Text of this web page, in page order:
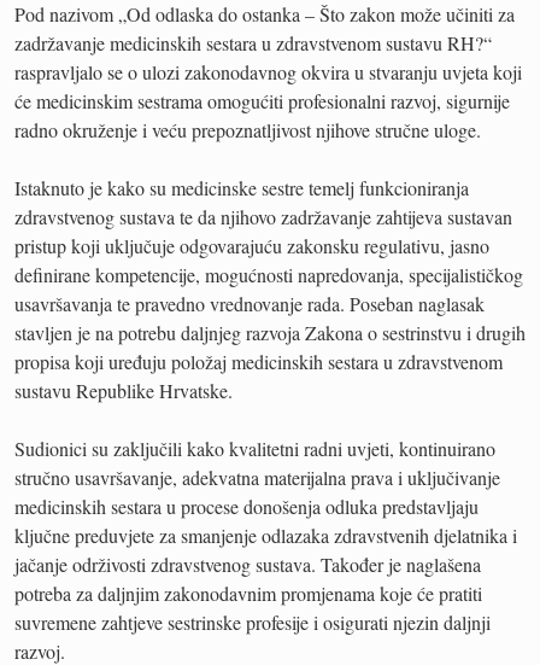
Pod nazivom „Od odlaska do ostanka – Što zakon može učiniti za
zadržavanje medicinskih sestara u zdravstvenom sustavu RH?“
raspravljalo se o ulozi zakonodavnog okvira u stvaranju uvjeta koji
će medicinskim sestrama omogućiti profesionalni razvoj, sigurnije
radno okruženje i veću prepoznatljivost njihove stručne uloge.
Istaknuto je kako su medicinske sestre temelj funkcioniranja
zdravstvenog sustava te da njihovo zadržavanje zahtijeva sustavan
pristup koji uključuje odgovarajuću zakonsku regulativu, jasno
definirane kompetencije, mogućnosti napredovanja, specijalističkog
usavršavanja te pravedno vrednovanje rada. Poseban naglasak
stavljen je na potrebu daljnjeg razvoja Zakona o sestrinstvu i drugih
propisa koji uređuju položaj medicinskih sestara u zdravstvenom
sustavu Republike Hrvatske.
Sudionici su zaključili kako kvalitetni radni uvjeti, kontinuirano
stručno usavršavanje, adekvatna materijalna prava i uključivanje
medicinskih sestara u procese donošenja odluka predstavljaju
ključne preduvjete za smanjenje odlazaka zdravstvenih djelatnika i
jačanje održivosti zdravstvenog sustava. Također je naglašena
potreba za daljnjim zakonodavnim promjenama koje će pratiti
suvremene zahtjeve sestrinske profesije i osigurati njezin daljnji
razvoj.